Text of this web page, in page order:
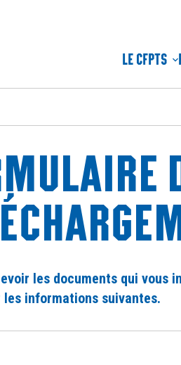
LE CFPTS
les documents qui vous
les informations suivantes.